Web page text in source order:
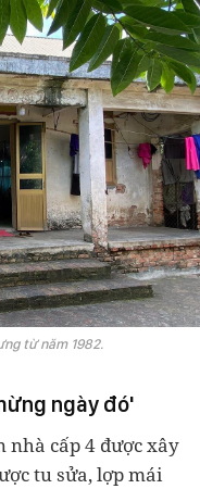
từ năm 1982.
ngày đó'
nhà cấp 4 được xây
tu sửa, lợp mái